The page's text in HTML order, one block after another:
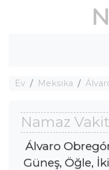
Ev Meksika
Namaz
Álvaro
Güneş, Öğle,